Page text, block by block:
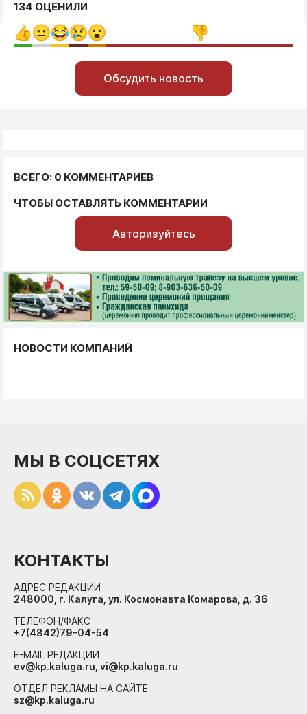
134 ОЦЕНИЛИ
Обсудить новость
ВСЕГО: 0 КОММЕНТАРИЕВ
ЧТОБЫ ОСТАВЛЯТЬ КОММЕНТАРИИ
Авторизуйтесь
НОВОСТИ КОМПАНИЙ
МЫ В СОЦСЕТЯХ
КОНТАКТЫ
АДРЕС РЕДАКЦИИ
248000, г. Калуга, ул. Космонавта Комарова, д. 36
ТЕЛЕФОН/ФАКС
+7(4842)79-04-54
E-MAIL РЕДАКЦИИ
ev@kp.kaluga.ru, vi@kp.kaluga.ru
ОТДЕЛ РЕКЛАМЫ НА САЙТЕ
sz@kp.kaluga.ru